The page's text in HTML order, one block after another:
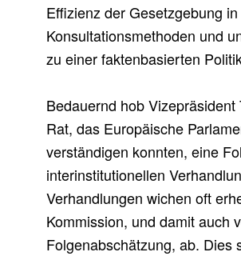
Effizienz der Gesetzgebung
Konsultationsmethoden und
zu einer faktenbasierten
Bedauernd hob
Rat, das Europäische
verständigen konnten, eine
interinstitutionellen
Verhandlungen wichen oft
Kommission, und damit auch
Folgenabschätzung, ab. Dies